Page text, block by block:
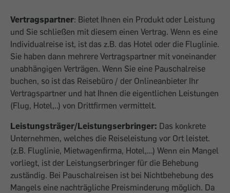
Vertragspartner: Bietet Ihnen ein Produkt oder Leistung
und Sie schließen mit diesem einen Vertrag. Wenn es eine
Individualreise ist, ist das z.B. das Hotel oder die Fluglinie.
Sie haben dann mehrere Vertragspartner mit voneinander
unabhängigen Verträgen. Wenn Sie eine Pauschalreise
buchen, so ist das Reisebüro / der Onlineanbieter Ihr
Vertragspartner und hat Ihnen die eigentlichen Leistungen
(Flug, Hotel,..) von Drittfirmen vermittelt.
Leistungsträger/Leistungserbringer: Das konkrete
Unternehmen, welches die Reiseleistung vor Ort leistet.
(z.B. Fluglinie, Mietwagenfirma, Hotel,...) Wenn ein Mangel
vorliegt, ist der Leistungserbringer für die Behebung
zuständig. Bei Pauschalreisen ist bei Nichtbehebung des
Mangels eine nachträgliche Preisminderung möglich. Da